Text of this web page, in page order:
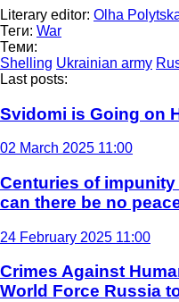
Literary editor: Olha
Теги: War
Теми:
Shelling Ukrainian army
Last posts:
Svidomi is Going on
02 March 2025 11:00
Centuries of
can there be no
24 February 2025 11:00
Crimes Against
World Force Russia